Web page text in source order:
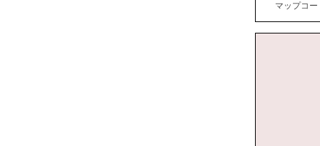
マップコ